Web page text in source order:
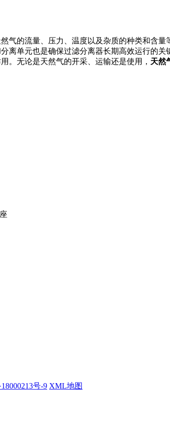
气的流量、压力、温度以及杂质的种类和含
离单元也是确保过滤分离器长期高效运行的关
。无论是天然气的开采、运输还是使用， 天然
号-9 XML地图